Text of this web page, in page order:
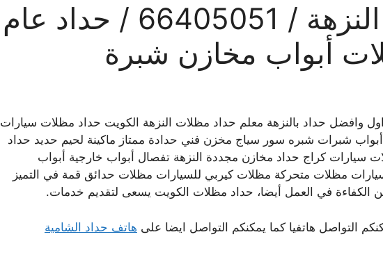
هاتف حداد النزهة / 66405051 / حداد عام
أبواب مخازن شبرة
وافضل حداد بالنزهة معلم حداد مظلات النزهة الكويت حداد مظلات سيارات
شبرات شبره سور سياج مخزن فني حدادة ممتاز ماكينة لحيم حديد حداد
كراج حداد مخازن مجددة النزهة تفصال أبواب خارجية أبواب
مظلات متحركة مظلات كيربي للسيارات مظلات حدائق قمة في التميز
الكفاءة في العمل أيضا، حداد مظلات الكويت يسعى لتقديم خدمات.
التواصل هاتفيا كما يمكنكم التواصل ايضا على هاتف حداد الشامية